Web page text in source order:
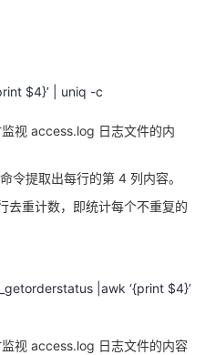
$4}’ | uniq -c
视 access.log 日志文件的内
令提取出每行的第 4 列内容。
去重计数，即统计每个不重复的
|awk ‘{print $4}’
视 access.log 日志文件的内容